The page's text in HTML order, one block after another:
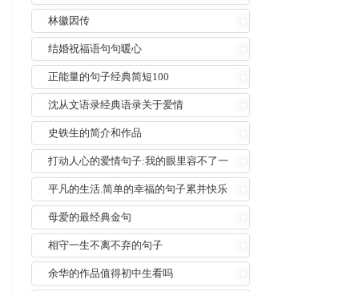
林徽因传
结婚祝福语句句暖心
正能量的句子经典简短100
沈从文语录经典语录关于爱情
史铁生的简介和作品
打动人心的爱情句子:我的眼里容不了一
粒沙
平凡的生活.简单的幸福的句子累并快乐
着
母爱的最经典金句
相守一生不离不弃的句子
余华的作品值得初中生看吗